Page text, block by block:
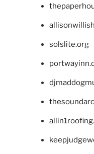
solslite.org